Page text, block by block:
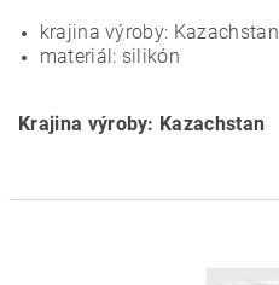
krajina výroby: Kazachstan
materiál: silikón
Krajina výroby: Kazachstan